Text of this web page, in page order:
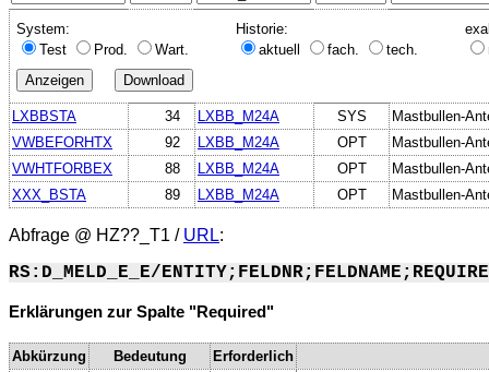
System:
Test
Prod. Wart.
Historie:
aktuell
fach. tech.
LXBBSTA 34 LXBB_M24A SYS
Mastbullen-
VWBEFORHTX
92 LXBB_M24A OPT
Mastbullen-
VWHTFORBEX
88 LXBB_M24A OPT
Mastbullen-
XXX_BSTA
89 LXBB_M24A OPT Mastbullen-
Abfrage @ HZ??_T1 / URL:
RS:D_MELD_E_E/
Erklärungen zur Spalte "Required"
Abkürzung Bedeutung
Erforderlich